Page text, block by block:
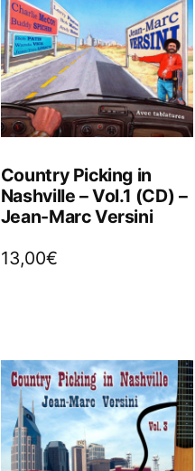
Country Picking in
Nashville – Vol.1 (CD) –
Jean-Marc Versini
13,00€